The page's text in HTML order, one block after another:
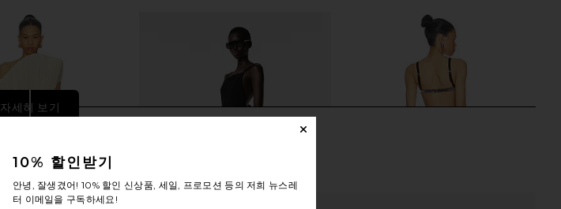
자세히 보기
10% 할인받기
안녕, 잘생겼어! 10% 할인 신상품, 세일, 프로모션 등의 저희 뉴스레
터 이메일을 구독하세요!